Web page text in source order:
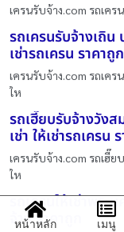
เครนรับจ้าง.com รถเคร
รถเครนรับจ้างเถิน
เช่ารถเครน ราคาถูก
เครนรับจ้าง.com รถเคร
ให
รถเฮี๊ยบรับจ้างวัง
เช่า ให้เช่ารถเครน
เครนรับจ้าง.com รถเฮี๊
ให
รถเครนให้เช่าพระ
จ้าง ราคาถูก
หน้าหลัก เมนู